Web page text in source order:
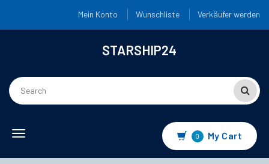
Mein Konto Wunschliste Verkäufer werden
STARSHIP24
Toggle
0 My Cart